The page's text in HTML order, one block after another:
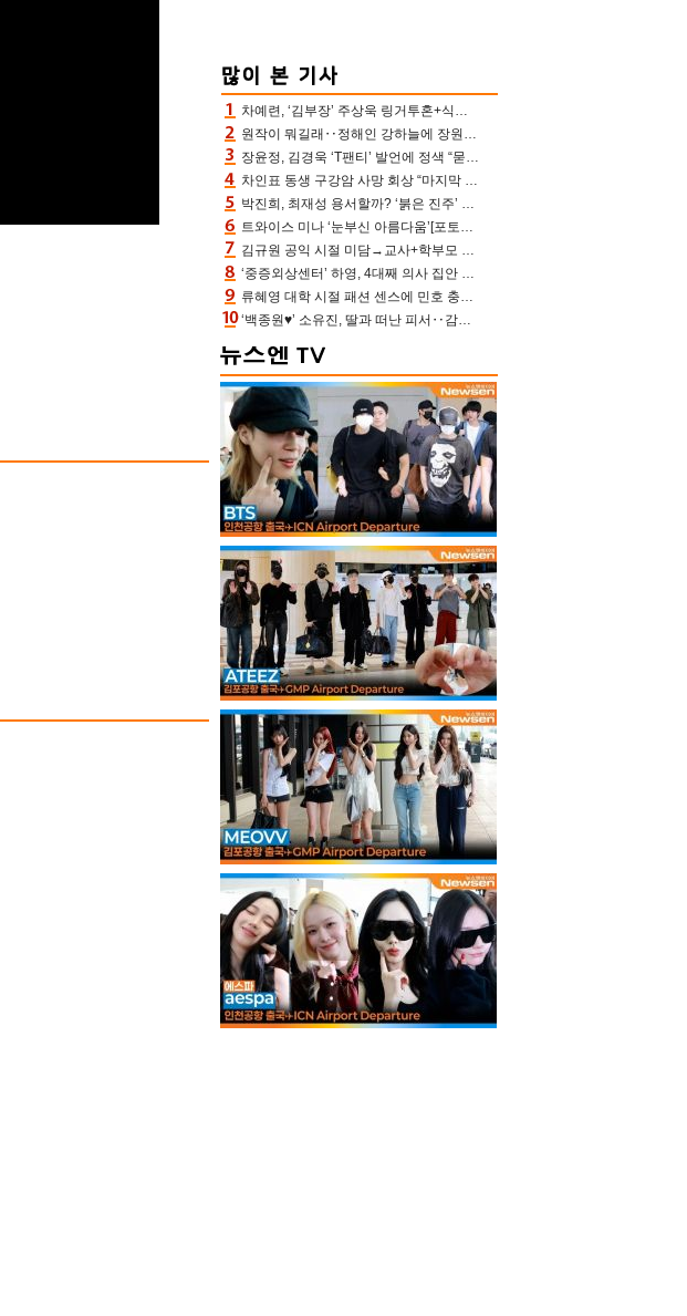
차예련, ‘김부장’ 주상욱 링거투혼+식스팩 비화 “옷 벗는데 아저씨는 안 된다고”(차장금)
원작이 뭐길래‥정해인 강하늘에 장원영까지 참여한 이 영화
장윤정, 김경욱 ‘T팬티’ 발언에 정색 “묻지 않았는데, 그것도 성희롱”(장공장)
차인표 동생 구강암 사망 회상 “마지막 순간 동생 손 잡아준 신애라, 두고두고 고마워” (신애라이프)
박진희, 최재성 용서할까? ‘붉은 진주’ 오늘(7일) 결말 나온다
트와이스 미나 ‘눈부신 아름다움’[포토엔HD]
김규원 공익 시절 미담→교사+학부모 추가 미담 속출 “휠체어 탄 아이와 산책도”[종합]
‘중증외상센터’ 하영, 4대째 의사 집안 인증 “증조부, 고종 황제 진료”(옥문아)[어제TV]
류혜영 대학 시절 패션 센스에 민호 충격 “레몬색 레깅스에 다리 없는 줄”(나혼산)
‘백종원♥’ 소유진, 딸과 떠난 피서‥감탄만 나오는 수영복 자태